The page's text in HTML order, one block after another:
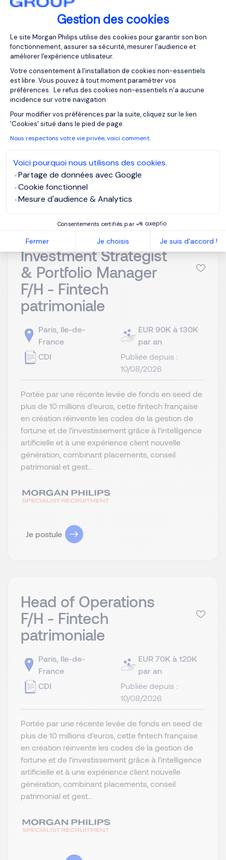
Gestion des cookies
Plateforme de Gestion du
Le site Morgan Philips utilise des cookies pour garantir son bon
fonctionnement, assurer sa sécurité, mesurer l'audience et
améliorer l'expérience utilisateur.
Votre consentement à l'installation de cookies non-essentiels
est libre. Vous pouvez à tout moment paramétrer vos
préférences. Le refus des cookies non-essentiels n’a aucune
incidence sur votre navigation.
Pour modifier vos préférences par la suite, cliquez sur le lien
'Cookies' situé dans le pied de page.
Nous respectons votre vie privée, voici comment.
Voici pourquoi nous utilisons des cookies.
Partage de données avec Google
Cookie fonctionnel
Mesure d'audience & Analytics
Consentements certifiés par
Fermer Je choisis Je suis d'accord !
10/08/2026
Portée par une récente levée de fonds en seed de
plus de 10 millions d'euros, cette fintech française
en création réinvente les codes de la gestion de
fortune et de l'investissement grâce à l'intelligence
artificielle et à une expérience client nouvelle
patrimonial et gest...
Je postule
Investment Strategist
& Portfolio Manager
F/H - Fintech
patrimoniale
Paris, Ile-de-
France
CDI
EUR 90K à 130K
par an
Publiée depuis :
10/08/2026
Portée par une récente levée de fonds en seed de
plus de 10 millions d'euros, cette fintech française
en création réinvente les codes de la gestion de
fortune et de l'investissement grâce à l'intelligence
artificielle et à une expérience client nouvelle
génération, combinant placements, conseil
patrimonial et gest...
Je postule
Head of Operations
F/H - Fintech
patrimoniale
Paris, Ile-de-
France
CDI
EUR 70K à 120K
par an
Publiée depuis :
10/08/2026
Portée par une récente levée de fonds en seed de
plus de 10 millions d'euros, cette fintech française
en création réinvente les codes de la gestion de
fortune et de l'investissement grâce à l'intelligence
artificielle et à une expérience client nouvelle
génération, combinant placements, conseil
patrimonial et gest...